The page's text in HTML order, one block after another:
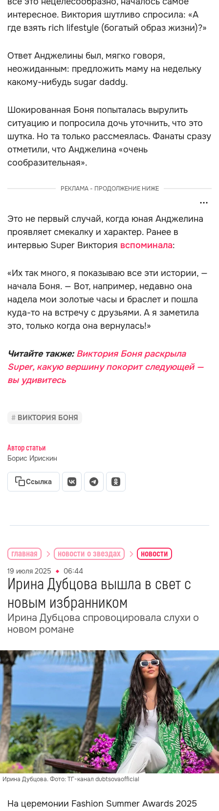
интересное. Виктория шутливо спросила: «А
где взять rich lifestyle (богатый образ жизни)?»
Ответ Анджелины был, мягко говоря,
неожиданным: предложить маму на недельку
какому-нибудь sugar daddy.
Шокированная Боня попыталась вырулить
ситуацию и попросила дочь уточнить, что это
шутка. Но та только рассмеялась. Фанаты сразу
отметили, что Анджелина «очень
сообразительная».
РЕКЛАМА - ПРОДОЛЖЕНИЕ НИЖЕ
Это не первый случай, когда юная Анджелина
проявляет смекалку и характер. Ранее в
интервью Super Виктория вспоминала:
«Их так много, я показываю все эти истории, —
начала Боня. — Вот, например, недавно она
надела мои золотые часы и браслет и пошла
куда-то на встречу с друзьями. А я заметила
это, только когда она вернулась!»
Читайте также: Виктория Боня раскрыла
Super, какую вершину покорит следующей —
вы удивитесь
ВИКТОРИЯ БОНЯ
Автор статьи
Борис Ирискин
Ссылка
главная новости о звездах новости
19 июля 2025 06:44
Ирина Дубцова вышла в свет с
новым избранником
Ирина Дубцова спровоцировала слухи о
новом романе
Ирина Дубцова. Фото: ТГ-канал dubtsovaofficial
На церемонии Fashion Summer Awards 2025